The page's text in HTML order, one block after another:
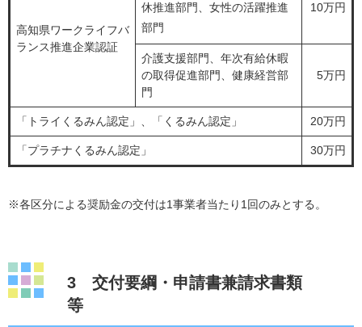
高知県ワークライフバ
ランス推進企業認証
休推進部門、女性の活躍推進
部門
10万円
介護支援部門、年次有給休暇
の取得促進部門、健康経営部
門
5万円
「トライくるみん認定」、「くるみん認定」 20万円
「プラチナくるみん認定」 30万円
※各区分による奨励金の交付は1事業者当たり1回のみとする。
3 交付要綱・申請書兼請求書類
等